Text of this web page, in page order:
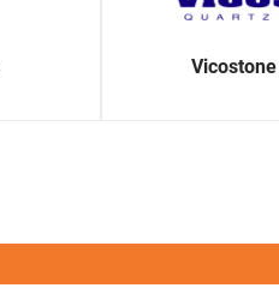
Vicostone